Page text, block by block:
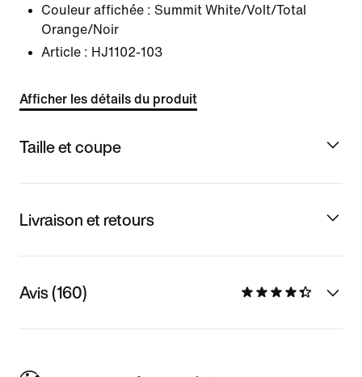
Couleur affichée : Summit White/Volt/Total
Orange/Noir
Article : HJ1102-103
Afficher les détails du produit
Taille et coupe
Livraison et retours
Avis (160)